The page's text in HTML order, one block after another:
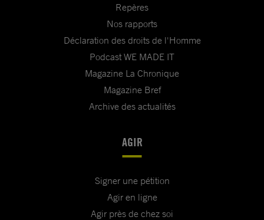
Repères
Nos rapports
Déclaration des droits de l'Homme
Podcast WE MADE IT
Magazine La Chronique
Magazine Bref
Archive des actualités
AGIR
Signer une pétition
Agir en ligne
Agir près de chez soi